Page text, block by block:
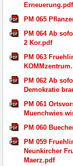
Erneuerung.pdf
PM 065
PM 064 Ab
2 Kor.pdf
PM 063
PM 062 Ab
Demokratie
PM 061
Muenchwies
PM 060
PM 059
Neunkircher
Maerz.pdf